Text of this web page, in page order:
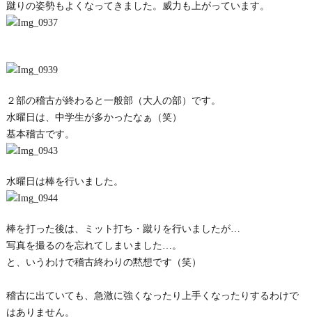
蹴りの姿勢もよくなってきました。威力も上がっています。
２部の稽古が終わると一般部（大人の部）です。
水曜日は、中学生が多かったなぁ（笑）
基本稽古です。
水曜日は棒を行いました。
棒を打った後は、ミット打ち・蹴りを行いましたが…
写真を撮るのを忘れてしまいました…。
と、いうわけで稽古終わりの黙想です（笑）
稽古に出ていても、急激に強くなったり上手くなったりするわけで
はありません。